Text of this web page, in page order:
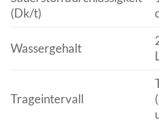
(Dk/t)
Wassergehalt
Trageintervall